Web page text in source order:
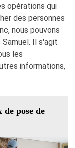
opérations qui
des personnes
nous pouvons
Il s'agit
les
informations,
pose de